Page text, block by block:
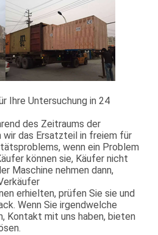
Ihre Untersuchung in 24
des Zeitraums der
das Ersatzteil in freiem für
wenn ein Problem
können sie, Käufer nicht
Maschine nehmen dann,
erhielten, prüfen Sie sie und
Wenn Sie irgendwelche
Kontakt mit uns haben, bieten